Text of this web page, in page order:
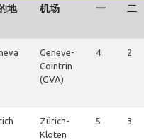
地 机场 一 二
Geneve-
Cointrin
(GVA)
4 2
Zürich-
Kloten
5 3